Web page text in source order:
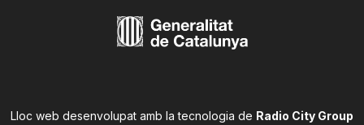
Lloc web desenvolupat amb la tecnologia de Radio City Group